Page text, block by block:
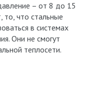
– от 8 до 15
то, что стальные
в системах
Они не смогут
теплосети.